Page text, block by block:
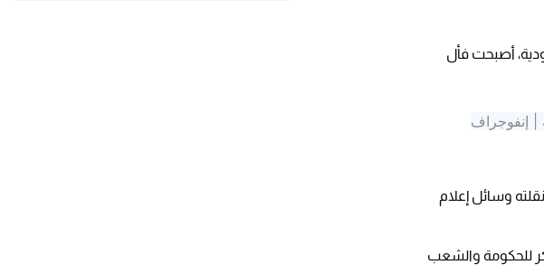
أصبحت فأل
| إنفوجراف
وسائل إعلام
للحكومة والشعب